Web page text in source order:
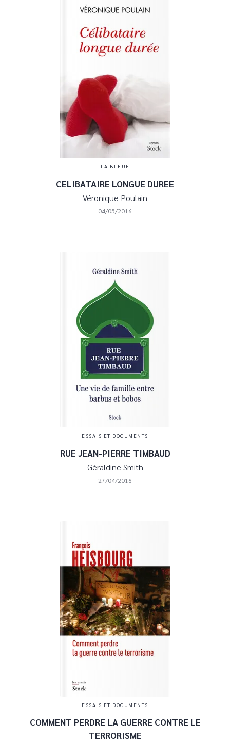
LA BLEUE
CELIBATAIRE LONGUE DUREE
Véronique Poulain
04/05/2016
ESSAIS ET DOCUMENTS
RUE JEAN-PIERRE TIMBAUD
Géraldine Smith
27/04/2016
ESSAIS ET DOCUMENTS
COMMENT PERDRE LA GUERRE CONTRE LE
TERRORISME